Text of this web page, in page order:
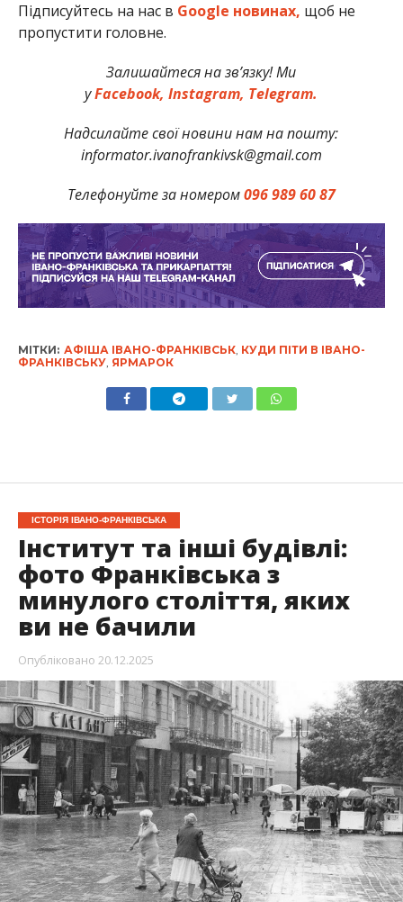
Підписуйтесь на нас в Google новинах, щоб не
пропустити головне.
Залишайтеся на зв’язку! Ми
уFacebook, Instagram, Telegram.
Надсилайте свої новини нам на пошту:
informator.ivanofrankivsk@gmail.com
Телефонуйте за номером096 989 60 87
МІТКИ: АФІША ІВАНО-ФРАНКІВСЬК, КУДИ ПІТИ В ІВАНО-
ФРАНКІВСЬКУ, ЯРМАРОК
ІСТОРІЯ ІВАНО-ФРАНКІВСЬКА
Інститут та інші будівлі:
фото Франківська з
минулого століття, яких
ви не бачили
Опубліковано 20.12.2025